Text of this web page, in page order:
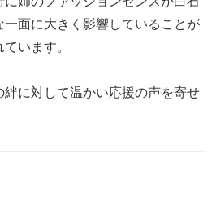
一面に大きく影響していることが
います。
に対して温かい応援の声を寄せ